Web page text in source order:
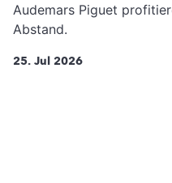
Audemars Piguet
Abstand.
25. Jul 2026